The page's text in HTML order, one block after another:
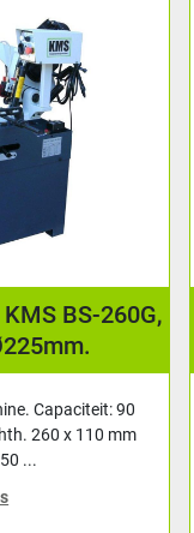
BS-260G,
Capaciteit: 90
260 x 110 mm
...